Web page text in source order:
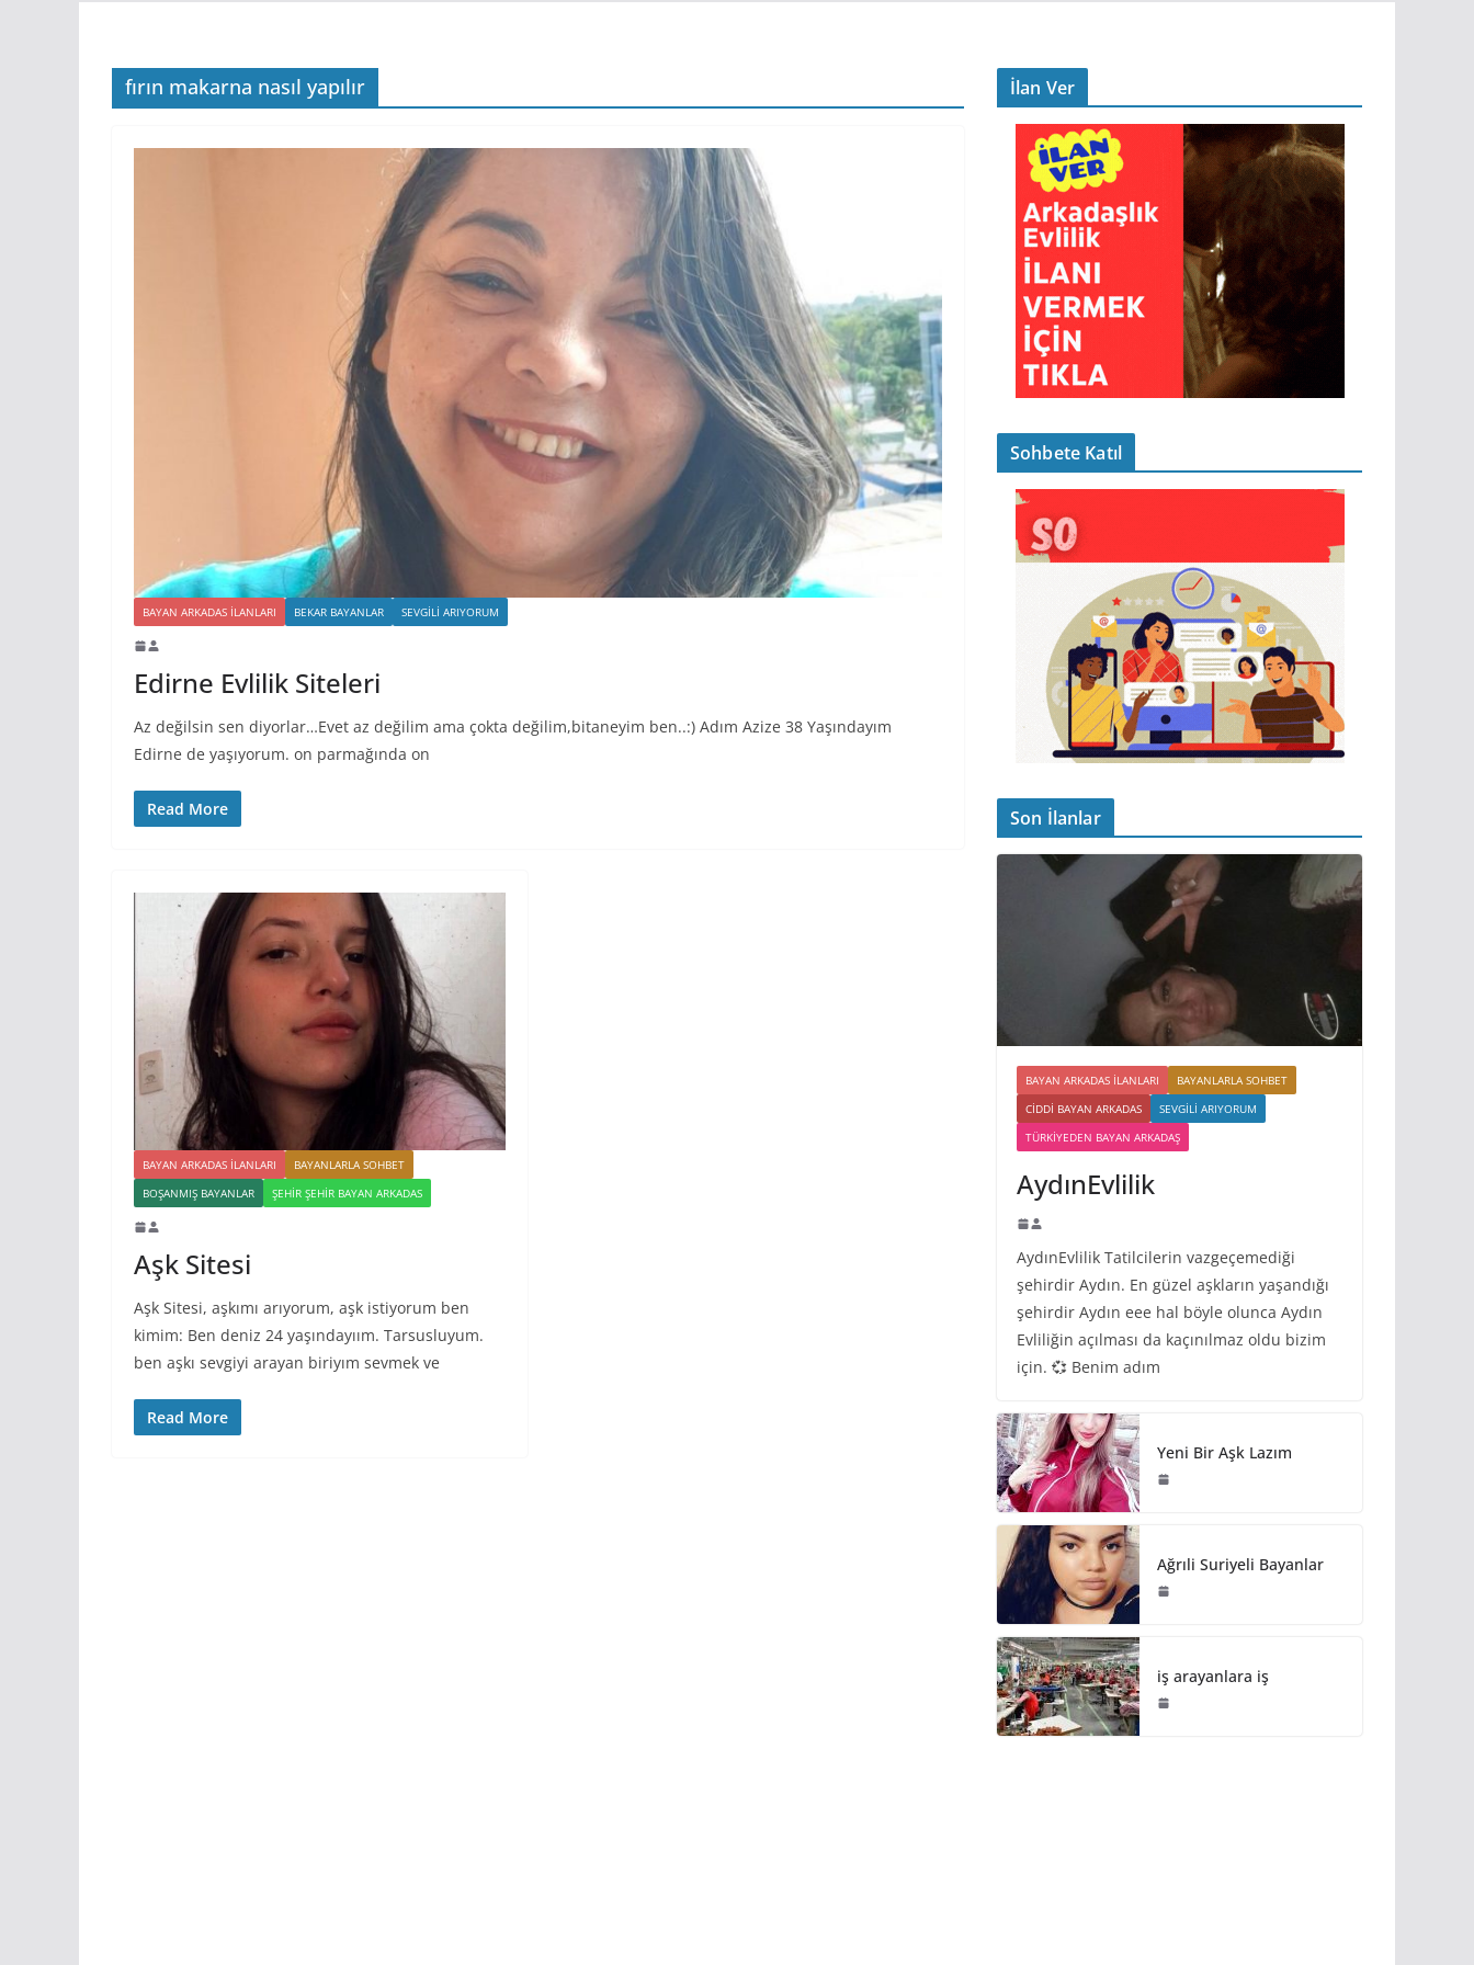
fırın makarna nasıl yapılır
BAYAN ARKADAS ILANLARI BEKAR BAYANLAR SEVGILI ARIYORUM
Edirne Evlilik Siteleri
Az değilsin sen diyorlar…Evet az değilim ama çokta değilim,bitaneyim ben..:) Adım Azize 38 Yaşındayım
Edirne de yaşıyorum. on parmağında on
Read More
BAYAN ARKADAS ILANLARI
BAYANLARLA SOHBET
BOŞANMIŞ BAYANLAR
ŞEHIR ŞEHIR BAYAN ARKADAS
Aşk Sitesi
Aşk Sitesi, aşkımı arıyorum, aşk istiyorum ben
kimim: Ben deniz 24 yaşındayıım. Tarsusluyum.
ben aşkı sevgiyi arayan biriyım sevmek ve
Read More
İlan Ver
Sohbete Katıl
Son İlanlar
BAYAN ARKADAS ILANLARI
BAYANLARLA SOHBET
CIDDI BAYAN ARKADAS
SEVGILI ARIYORUM
TÜRKIYEDEN BAYAN ARKADAŞ
AydınEvlilik
AydınEvlilik Tatilcilerin vazgeçemediği
şehirdir Aydın. En güzel aşkların yaşandığı
şehirdir Aydın eee hal böyle olunca Aydın
Evliliğin açılması da kaçınılmaz oldu bizim
için. 💞 Benim adım
Yeni Bir Aşk Lazım
Ağrıli Suriyeli Bayanlar
iş arayanlara iş